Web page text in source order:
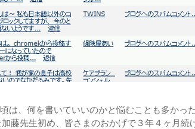
は、何を書いていいのかと悩むことも多かっ
藤先生初め、皆さまのおかげで３年４ヶ月続